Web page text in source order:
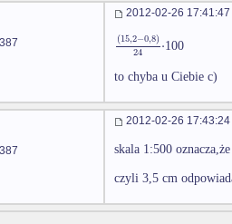
2012-02-26 17:41:47
(15,2−0,8)
24
⋅100
to chyba u Ciebie c)
2012-02-26 17:43:24
skala 1:500
czyli 3,5 cm